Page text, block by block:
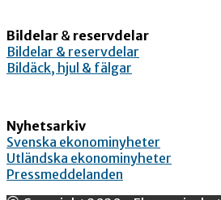
Bildelar & reservdelar
Bildelar & reservdelar
Bildäck, hjul & fälgar
Nyhetsarkiv
Svenska ekonominyheter
Utländska ekonominyheter
Pressmeddelanden